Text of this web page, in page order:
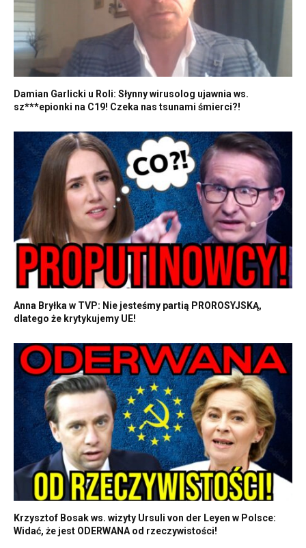
Damian Garlicki u Roli: Słynny wirusolog ujawnia ws.
sz***epionki na C19! Czeka nas tsunami śmierci?!
Anna Bryłka w TVP: Nie jesteśmy partią PROROSYJSKĄ,
dlatego że krytykujemy UE!
Krzysztof Bosak ws. wizyty Ursuli von der Leyen w Polsce:
Widać, że jest ODERWANA od rzeczywistości!